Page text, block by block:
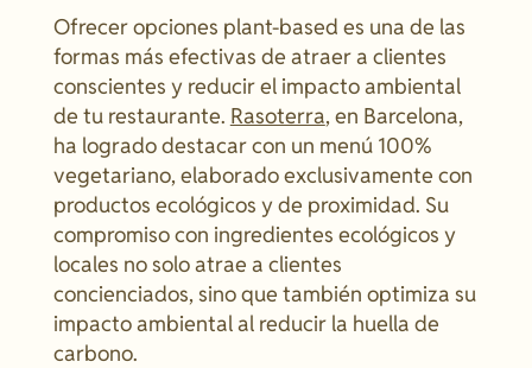
Ofrecer opciones plant-based es una de las
formas más efectivas de atraer a clientes
conscientes y reducir el impacto ambiental
de tu restaurante. Rasoterra, en Barcelona,
ha logrado destacar con un menú 100%
vegetariano, elaborado exclusivamente con
productos ecológicos y de proximidad. Su
compromiso con ingredientes ecológicos y
locales no solo atrae a clientes
concienciados, sino que también optimiza su
impacto ambiental al reducir la huella de
carbono.